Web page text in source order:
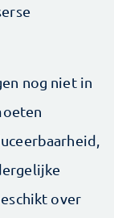
nog niet in
over